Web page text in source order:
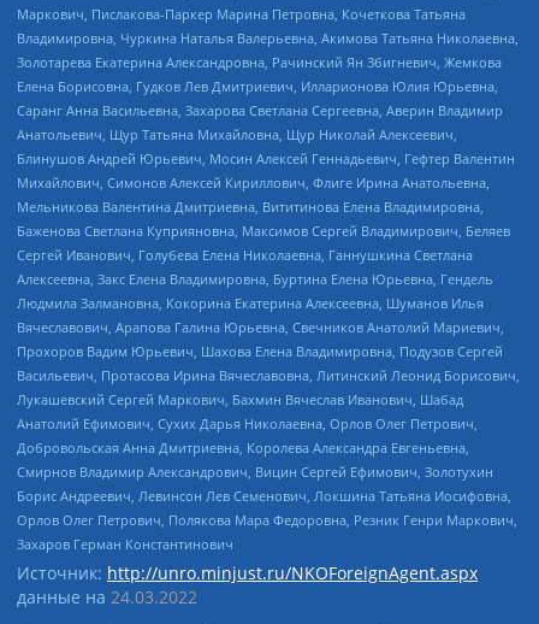
Маркович, Пислакова-Паркер Марина Петровна, Кочеткова Татьяна
Владимировна, Чуркина Наталья Валерьевна, Акимова Татьяна Николаевна,
Золотарева Екатерина Александровна, Рачинский Ян Збигневич, Жемкова
Елена Борисовна, Гудков Лев Дмитриевич, Илларионова Юлия Юрьевна,
Саранг Анна Васильевна, Захарова Светлана Сергеевна, Аверин Владимир
Анатольевич, Щур Татьяна Михайловна, Щур Николай Алексеевич,
Блинушов Андрей Юрьевич, Мосин Алексей Геннадьевич, Гефтер Валентин
Михайлович, Симонов Алексей Кириллович, Флиге Ирина Анатольевна,
Мельникова Валентина Дмитриевна, Вититинова Елена Владимировна,
Баженова Светлана Куприяновна, Максимов Сергей Владимирович, Беляев
Сергей Иванович, Голубева Елена Николаевна, Ганнушкина Светлана
Алексеевна, Закс Елена Владимировна, Буртина Елена Юрьевна, Гендель
Людмила Залмановна, Кокорина Екатерина Алексеевна, Шуманов Илья
Вячеславович, Арапова Галина Юрьевна, Свечников Анатолий Мариевич,
Прохоров Вадим Юрьевич, Шахова Елена Владимировна, Подузов Сергей
Васильевич, Протасова Ирина Вячеславовна, Литинский Леонид Борисович,
Лукашевский Сергей Маркович, Бахмин Вячеслав Иванович, Шабад
Анатолий Ефимович, Сухих Дарья Николаевна, Орлов Олег Петрович,
Добровольская Анна Дмитриевна, Королева Александра Евгеньевна,
Смирнов Владимир Александрович, Вицин Сергей Ефимович, Золотухин
Борис Андреевич, Левинсон Лев Семенович, Локшина Татьяна Иосифовна,
Орлов Олег Петрович, Полякова Мара Федоровна, Резник Генри Маркович,
Захаров Герман Константинович
Источник: http://unro.minjust.ru/NKOForeignAgent.aspx
данные на 24.03.2022